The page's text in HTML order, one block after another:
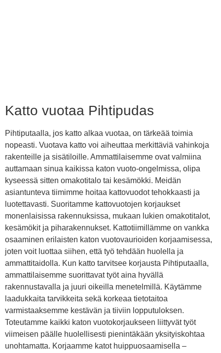
Katto vuotaa Pihtipudas
Pihtiputaalla, jos katto alkaa vuotaa, on tärkeää toimia
nopeasti. Vuotava katto voi aiheuttaa merkittäviä vahinkoja
rakenteille ja sisätiloille. Ammattilaisemme ovat valmiina
auttamaan sinua kaikissa katon vuoto-ongelmissa, olipa
kyseessä sitten omakotitalo tai kesämökki. Meidän
asiantunteva tiimimme hoitaa kattovuodot tehokkaasti ja
luotettavasti. Suoritamme kattovuotojen korjaukset
monenlaisissa rakennuksissa, mukaan lukien omakotitalot,
kesämökit ja piharakennukset. Kattotiimillämme on vankka
osaaminen erilaisten katon vuotovaurioiden korjaamisessa,
joten voit luottaa siihen, että työ tehdään huolella ja
ammattitaidolla. Kun katto tarvitsee korjausta Pihtiputaalla,
ammattilaisemme suorittavat työt aina hyvällä
rakennustavalla ja juuri oikeilla menetelmillä. Käytämme
laadukkaita tarvikkeita sekä korkeaa tietotaitoa
varmistaaksemme kestävän ja tiiviin lopputuloksen.
Toteutamme kaikki katon vuotokorjaukseen liittyvät työt
viimeisen päälle huolellisesti pienintäkään yksityiskohtaa
unohtamatta. Korjaamme katot huippuosaamisella –